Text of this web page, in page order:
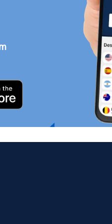
Zamknij wyskakujące okno